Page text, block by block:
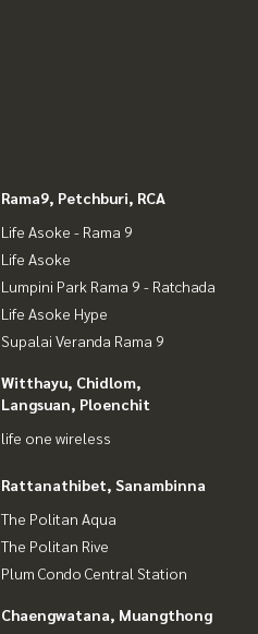
Rama9, Petchburi, RCA
Life Asoke - Rama 9
Life Asoke
Lumpini Park Rama 9 - Ratchada
Life Asoke Hype
Supalai Veranda Rama 9
Witthayu, Chidlom,
Langsuan, Ploenchit
life one wireless
Rattanathibet, Sanambinna
The Politan Aqua
The Politan Rive
Plum Condo Central Station
Chaengwatana, Muangthong